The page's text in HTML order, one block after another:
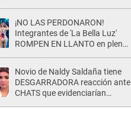
¡NO LAS PERDONARON!
Integrantes de 'La Bella Luz'
ROMPEN EN LLANTO en pleno
Novio de Naldy Saldaña tiene
DESGARRADORA reacción ante
CHATS que evidenciarían